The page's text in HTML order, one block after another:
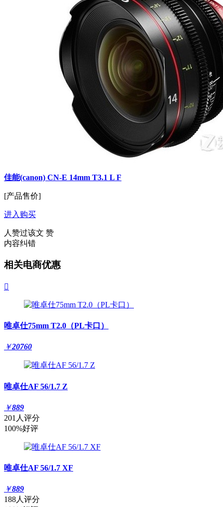
佳能(canon) CN-E 14mm T3.1 L F
[产品售价]
进入购买
人赞过该文 赞
内容纠错
相关电商优惠

唯卓仕75mm T2.0（PL卡口）
￥20760
唯卓仕AF 56/1.7 Z
￥889
201人评分
100%好评
唯卓仕AF 56/1.7 XF
￥889
188人评分